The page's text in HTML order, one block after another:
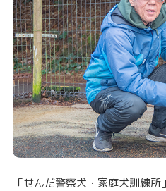
「せんだ警察犬・家庭犬訓練